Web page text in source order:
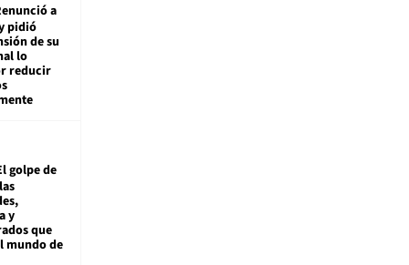
a
pidió
de su
lo
reducir
golpe de
y
que
mundo de